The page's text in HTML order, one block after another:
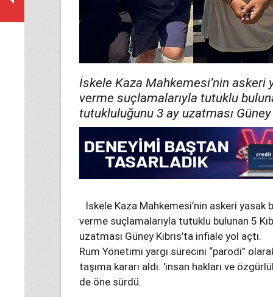
İskele Kaza Mahkemesi’nin askeri
verme suçlamalarıyla tutuklu
tutukluluğunu 3 ay uzatması Güney
İskele Kaza Mahkemesi’nin askeri yasak
verme suçlamalarıyla tutuklu bulunan 5
uzatması Güney Kıbrıs’ta infiale yol açtı.
Rum Yönetimi yargı sürecini “parodi”
taşıma kararı aldı. 'insan hakları ve
de öne sürdü.